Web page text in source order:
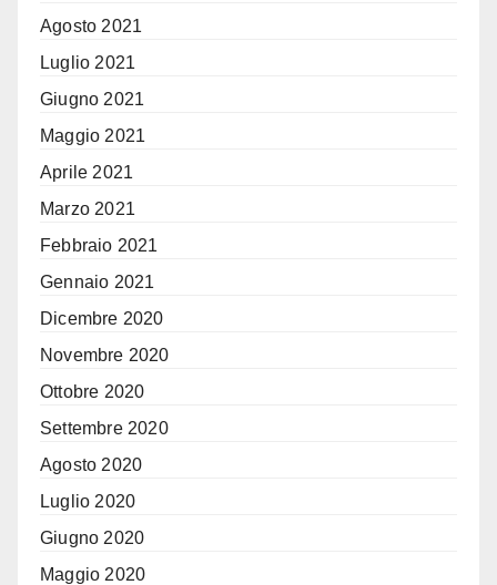
Agosto 2021
Luglio 2021
Giugno 2021
Maggio 2021
Aprile 2021
Marzo 2021
Febbraio 2021
Gennaio 2021
Dicembre 2020
Novembre 2020
Ottobre 2020
Settembre 2020
Agosto 2020
Luglio 2020
Giugno 2020
Maggio 2020